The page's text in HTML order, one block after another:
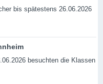
bis spätestens 26.06.2026
besuchten die Klassen